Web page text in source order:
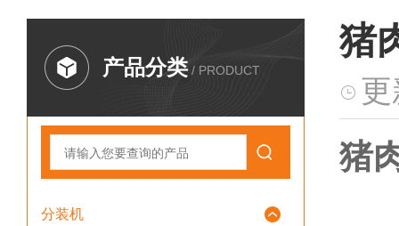
产品分类 / PRODUCT
分装机
猪
猪